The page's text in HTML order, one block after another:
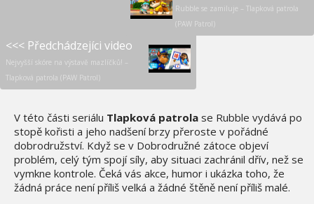
Rubble se zamiluje – Tlapková patrola
(PAW Patrol)
<<< Předchádzejíci video
Nejvyšší skóre na výstavě mazlíčků! –
Tlapková patrola (PAW Patrol)
V této části seriálu Tlapková patrola se Rubble vydává po
stopě kořisti a jeho nadšení brzy přeroste v pořádné
dobrodružství. Když se v Dobrodružné zátoce objeví
problém, celý tým spojí síly, aby situaci zachránil dřív, než se
vymkne kontrole. Čeká vás akce, humor i ukázka toho, že
žádná práce není příliš velká a žádné štěně není příliš malé.